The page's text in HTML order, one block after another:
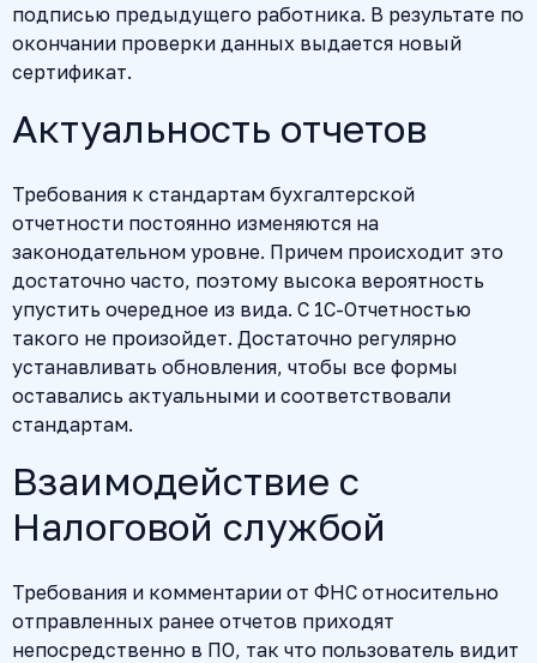
подписью предыдущего работника. В результате по
окончании проверки данных выдается новый
сертификат.
Актуальность отчетов
Требования к стандартам бухгалтерской
отчетности постоянно изменяются на
законодательном уровне. Причем происходит это
достаточно часто, поэтому высока вероятность
упустить очередное из вида. С 1С-Отчетностью
такого не произойдет. Достаточно регулярно
устанавливать обновления, чтобы все формы
оставались актуальными и соответствовали
стандартам.
Взаимодействие с
Налоговой службой
Требования и комментарии от ФНС относительно
отправленных ранее отчетов приходят
непосредственно в ПО, так что пользователь видит